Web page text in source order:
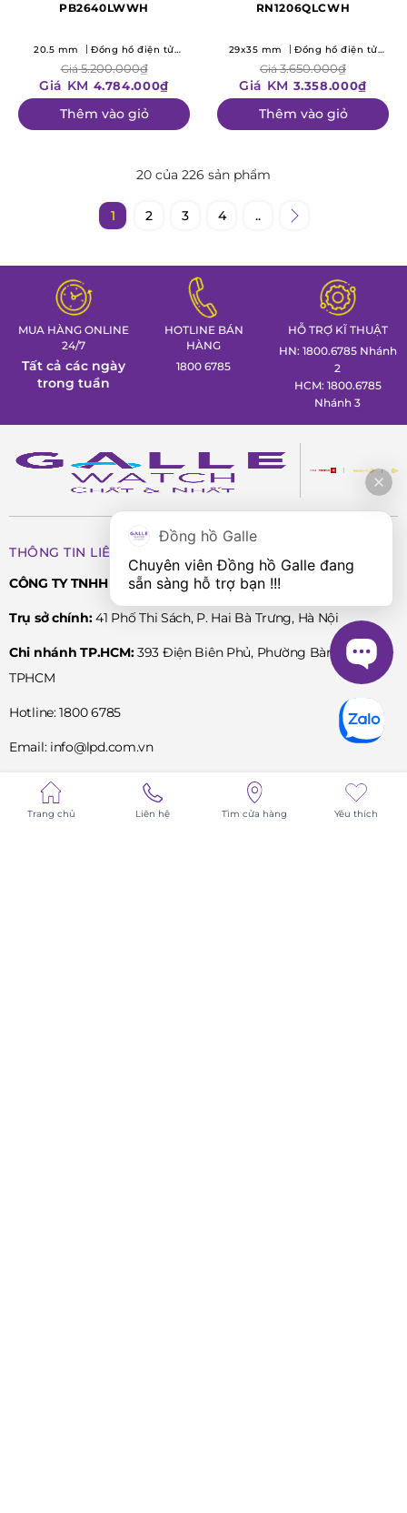
PB2640LWWH
20.5 mm
Đồng hồ điện tử
Giá5.200.000₫
Giá KM 4.784.000₫
Thêm vào giỏ
RN1206QLCWH
29x35 mm
Đồng hồ điện tử
Giá3.650.000₫
Giá KM 3.358.000₫
Thêm vào giỏ
20 của 226 sản phẩm
1 2 3 4 ..
MUA HÀNG ONLINE
24/7
Tất cả các ngày
trong tuần
HOTLINE BÁN
HÀNG
1800 6785
HỖ TRỢ KĨ THUẬT
HN: 1800.6785 Nhánh
2
HCM: 1800.6785
Nhánh 3
THÔNG TIN LIÊN HỆ
CÔNG TY TNHH PHÂN PHỐI SẢN PHẨM CAO CẤP LPD
Trụ sở chính:41 Phố Thi Sách, P. Hai Bà Trưng, Hà Nội
Chi nhánh TP.HCM:393 Điện Biên Phủ, Phường Bàn Cờ,
TPHCM
Hotline: 1800 6785
Email: info@lpd.com.vn
MST: 0102001789
Tư vấn hỗ trợ
Trang chủ Liên hệ Tìm cửa hàng Yêu thích
Đồng hồ Galle
Chuyên viên Đồng hồ Galle đang
sẵn sàng hỗ trợ bạn !!!